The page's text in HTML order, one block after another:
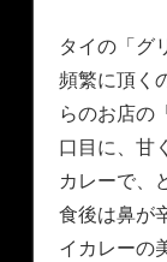
タイの「グ
頻繁に頂く
らのお店の
口目に、甘
カレーで、
食後は鼻が
イカレーの